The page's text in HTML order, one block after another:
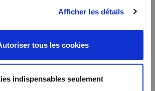
Afficher les détails
tous les cookies
indispensables seulement
con
Pile traspirante con zip
49,99€